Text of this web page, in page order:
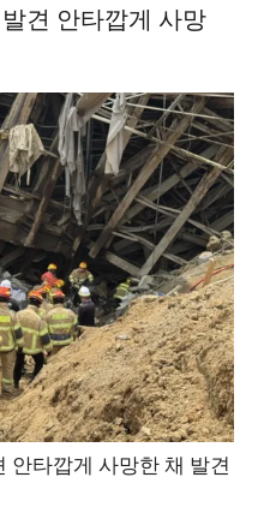
견 안타깝게 사망
안타깝게 사망한 채 발견